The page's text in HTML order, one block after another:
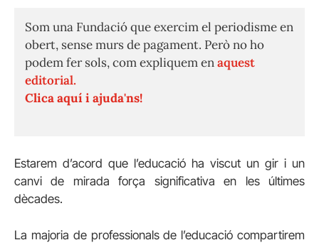
Som una Fundació que exercim el periodisme en
obert, sense murs de pagament. Però no ho
podem fer sols, com expliquem enaquest
editorial.
Clica aquí i ajuda'ns!
Estarem d’acord que l’educació ha viscut un gir i un
canvi de mirada força significativa en les últimes
dècades.
La majoria de professionals de l’educació compartirem